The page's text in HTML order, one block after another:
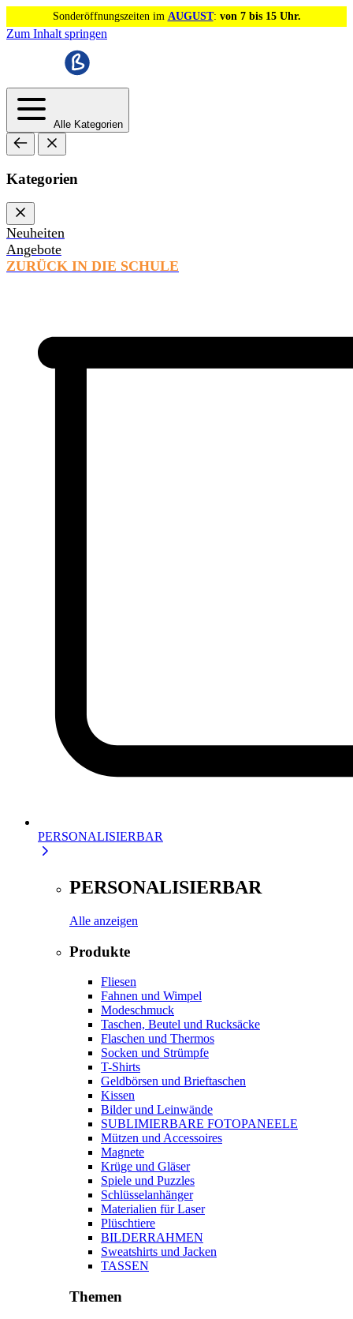
Sonderöffnungszeiten im AUGUST: von 7 bis 15 Uhr.
Zum Inhalt springen
Alle Kategorien
Kategorien
Neuheiten
Angebote
ZURÜCK IN DIE SCHULE
PERSONALISIERBAR
PERSONALISIERBAR
Alle anzeigen
Produkte
Fliesen
Fahnen und Wimpel
Modeschmuck
Taschen, Beutel und Rucksäcke
Flaschen und Thermos
Socken und Strümpfe
T-Shirts
Geldbörsen und Brieftaschen
Kissen
Bilder und Leinwände
SUBLIMIERBARE FOTOPANEELE
Mützen und Accessoires
Magnete
Krüge und Gläser
Spiele und Puzzles
Schlüsselanhänger
Materialien für Laser
Plüschtiere
BILDERRAHMEN
Sweatshirts und Jacken
TASSEN
Themen